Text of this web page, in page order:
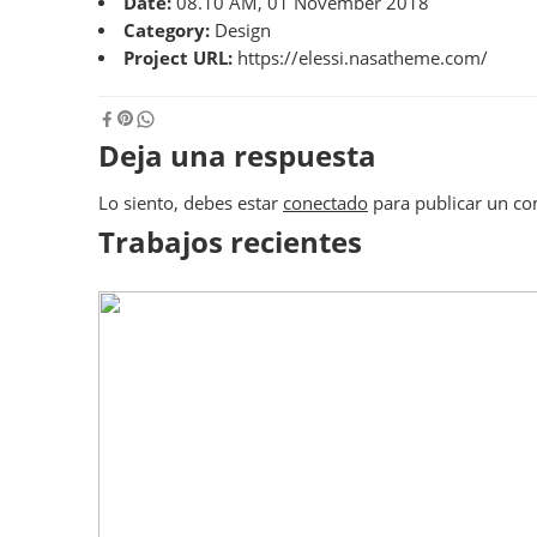
Category: Design
Project URL: https://elessi.nasatheme.com/
Deja una respuesta
Lo siento, debes estar conectado para publicar un
Trabajos recientes